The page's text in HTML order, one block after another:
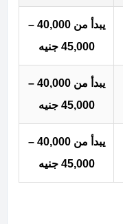
يبدأ من 40,000 –
45,000 جنيه
يبدأ من 40,000 –
45,000 جنيه
يبدأ من 40,000 –
45,000 جنيه